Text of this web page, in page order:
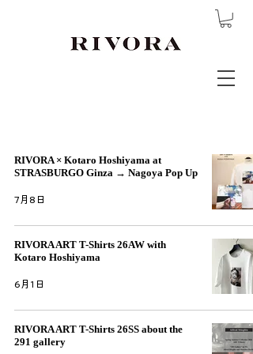
RIVORA × Kotaro Hoshiyama at
STRASBURGO Ginza → Nagoya Pop Up
7月8日
RIVORA ART T-Shirts 26AW with
Kotaro Hoshiyama
6月1日
RIVORA ART T-Shirts 26SS about the
291 gallery